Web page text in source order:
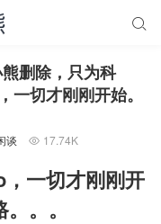

删除，只为科
切才刚刚开始。
谈  17.74K
一切才刚刚开
。。